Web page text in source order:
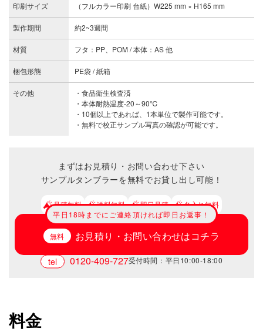
印刷サイズ （フルカラー印刷 台紙）W225 mm × H165 mm
製作期間 約2~3週間
材質 フタ：PP、POM / 本体：AS 他
梱包形態 PE袋 / 紙箱
その他
・食品衛生検査済
・本体耐熱温度-20～90℃
・10個以上であれば、1本単位で製作可能です。
・無料で校正サンプル写真の確認が可能です。
まずはお見積り・お問い合わせ下さい
サンプルタンブラーを無料でお貸し出し可能！
見積無料 送料無料 即日見積 名入れ無料
お見積り・お問い合わせはコチラ
平日18時までにご連絡頂ければ即日お返事！
0120-409-727受付時間：平日10:00-18:00
料金